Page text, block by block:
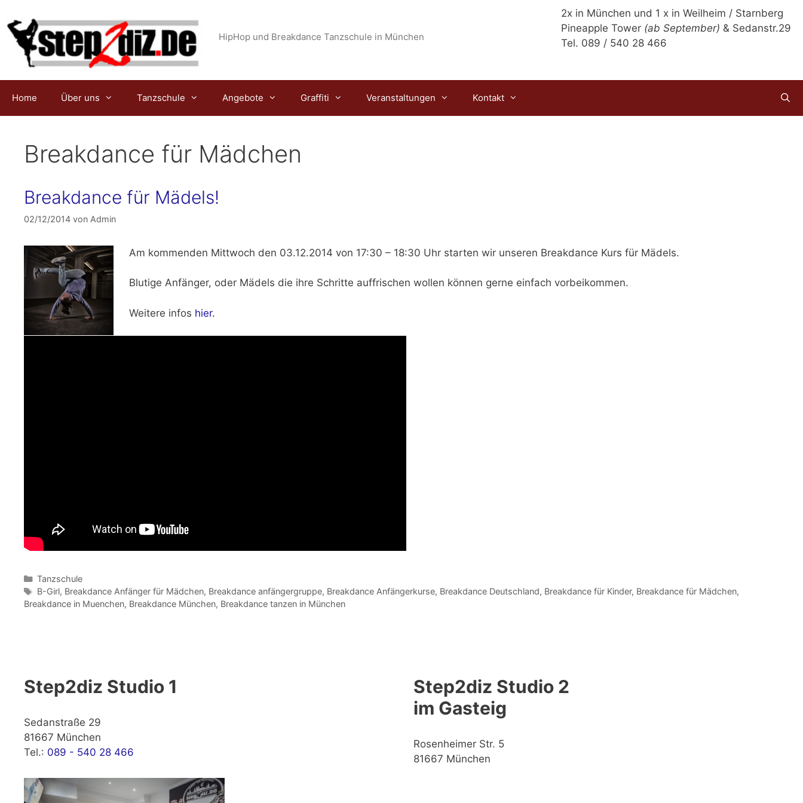
Inhalt
springen
2x in München und 1 x in Weilheim / Starnberg
Pineapple Tower (ab September) & Sedanstr.29
Tel. 089 / 540 28 466
HipHop und Breakdance Tanzschule in München
Home Über uns Tanzschule Angebote Graffiti Veranstaltungen Kontakt
Breakdance für Mädchen
Breakdance für Mädels!
02/12/2014 von Admin
Am kommenden Mittwoch den 03.12.2014 von 17:30 – 18:30 Uhrstarten wir unseren Breakdance Kurs für Mädels.
Blutige Anfänger, oder Mädels die ihre Schritte auffrischen wollen können gerne einfach vorbeikommen.
Weitere infos hier.
Kategorien
Tanzschule
Schlagwörter
B-Girl, Breakdance Anfänger für Mädchen, Breakdance anfängergruppe, Breakdance Anfängerkurse, Breakdance Deutschland, Breakdance für Kinder, Breakdance für Mädchen,
Breakdance in Muenchen, Breakdance München, Breakdance tanzen in München
Step2diz Studio 1
Sedanstraße 29
81667 München
Tel.: 089 - 540 28 466
Step2diz Studio 2
im Gasteig
Rosenheimer Str. 5
81667 München